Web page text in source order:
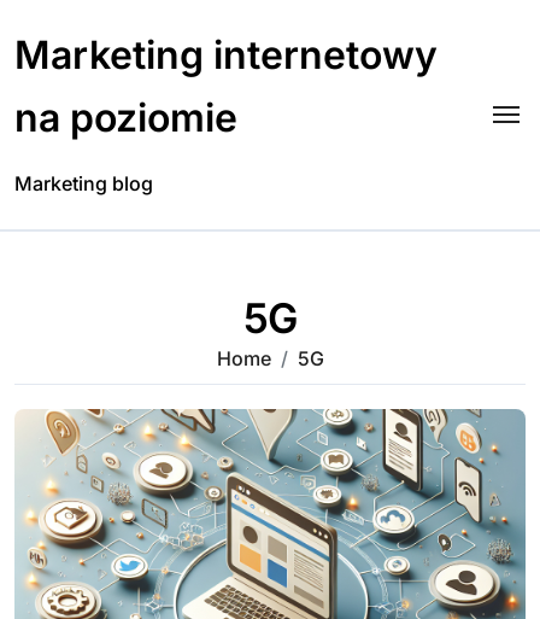
content
Marketing internetowy
na poziomie
Marketing blog
5G
Home 5G